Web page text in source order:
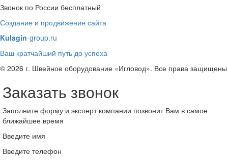
Звонок по России бесплатный
Создание и продвижение сайта
Kulagin-group.ru
Ваш кратчайший путь до успеха
© 2026 г. Швейное оборудование «Игловод». Все права защищены
Заказать звонок
Заполните форму и эксперт компании позвонит Вам в самое
ближайшее время
Введите имя
Введите телефон